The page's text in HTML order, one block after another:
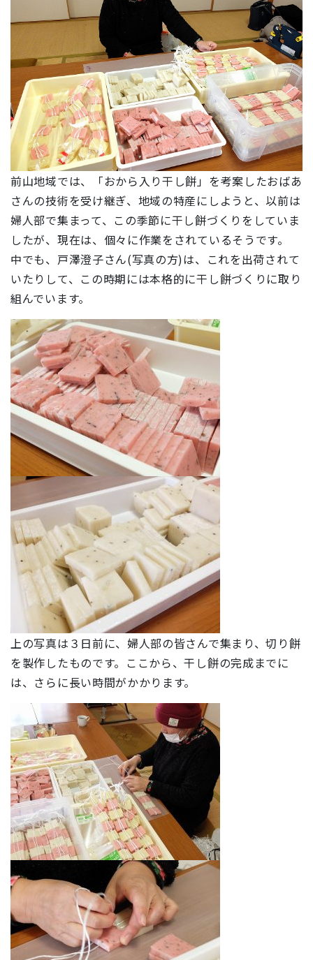
前山地域では、「おから入り干し餅」を考案したおばあ
さんの技術を受け継ぎ、地域の特産にしようと、以前は
婦人部で集まって、この季節に干し餅づくりをしていま
したが、現在は、個々に作業をされているそうです。
中でも、戸澤澄子さん(写真の方)は、これを出荷されて
いたりして、この時期には本格的に干し餅づくりに取り
組んでいます。
上の写真は３日前に、婦人部の皆さんで集まり、切り餅
を製作したものです。ここから、干し餅の完成までに
は、さらに長い時間がかかります。